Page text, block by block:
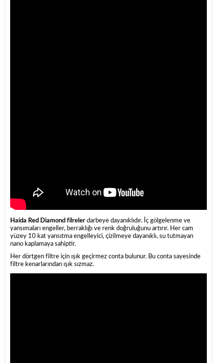
Haida Red Diamond filreler darbeye dayanıklıdır. İç gölgelenme ve
yansımaları engeller, berraklığı ve renk doğruluğunu artırır. Her cam
yüzey 10 kat yansıtma engelleyici, çizilmeye dayanıklı, su tutmayan
nano kaplamaya sahiptir.
Her dörtgen filtre için ışık geçirmez conta bulunur. Bu conta sayesinde
filtre kenarlarından ışık sızmaz.